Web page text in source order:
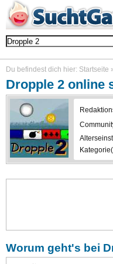
Du befindest dich hier: Startseite
Dropple 2 online
Worum geht's bei